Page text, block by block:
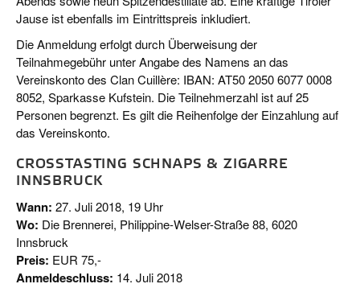
Jause ist ebenfalls im Eintrittspreis inkludiert.
Die Anmeldung erfolgt durch Überweisung der
Teilnahmegebühr unter Angabe des Namens an das
Vereinskonto des Clan Cuillère: IBAN: AT50 2050 6077 0008
8052, Sparkasse Kufstein. Die Teilnehmerzahl ist auf 25
Personen begrenzt. Es gilt die Reihenfolge der Einzahlung auf
das Vereinskonto.
CROSSTASTING SCHNAPS & ZIGARRE
INNSBRUCK
Wann: 27. Juli 2018, 19 Uhr
Wo: Die Brennerei, Philippine-Welser-Straße 88, 6020
Innsbruck
Preis: EUR 75,-
Anmeldeschluss: 14. Juli 2018